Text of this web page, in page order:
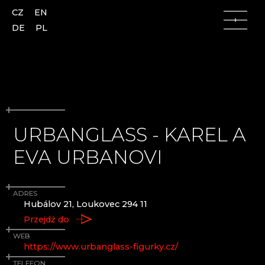
Góry Łużyckie
Česká Lípa
Kunratice u Cvikova
Nový Bor
Skalice
Slunečná
Lindava
Góry Łużyckie
AJETO
ASTERA
AZ-DESIGN
BARTGLASS
BYSTRO DESIGN
ČANGEL GLASS
CRYSTALEX CZ
CZ
EN
DE
PL
URBANGLASS - KAREL A
EVA URBANOVI
ADRES
Hubálov 21, Loukovec 294 11
Przejdź do
WEB
https://www.urbanglass-figurky.cz/
TELEFON